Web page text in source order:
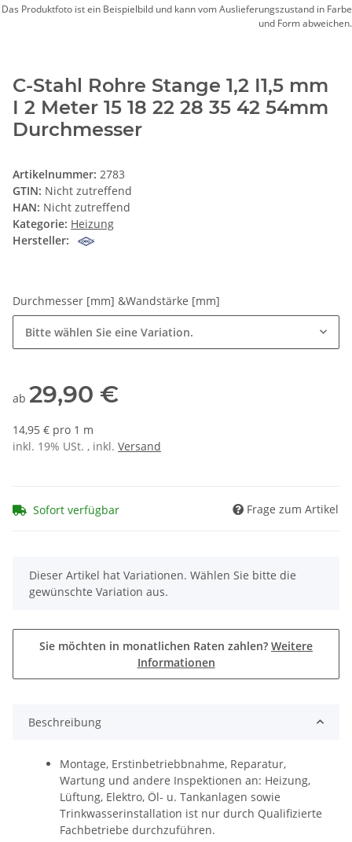
Das Produktfoto ist ein Beispielbild und kann vom Auslieferungszustand in Farbe
und Form abweichen.
C-Stahl Rohre Stange 1,2 I1,5 mm
I 2 Meter 15 18 22 28 35 42 54mm
Durchmesser
Artikelnummer: 2783
GTIN: Nicht zutreffend
HAN: Nicht zutreffend
Kategorie: Heizung
Hersteller:
Durchmesser [mm] &Wandstärke [mm]
Bitte wählen Sie eine Variation.
ab 29,90 €
14,95 € pro 1 m
inkl. 19% USt. , inkl. Versand
Sofort verfügbar Frage zum Artikel
x
Dieser Artikel hat Variationen. Wählen Sie bitte die
gewünschte Variation aus.
Sie möchten in monatlichen Raten zahlen? Weitere
Informationen
Beschreibung
Montage, Erstinbetriebbnahme, Reparatur,
Wartung und andere Inspektionen an: Heizung,
Lüftung, Elektro, Öl- u. Tankanlagen sowie
Trinkwasserinstallation ist nur durch Qualifizierte
Fachbetriebe durchzuführen.